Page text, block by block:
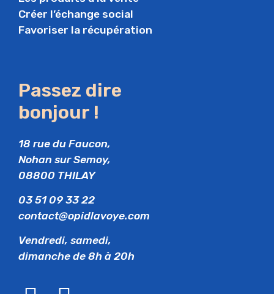
Créer l’échange social
Favoriser la récupération
Passez dire
bonjour !
18 rue du Faucon,
Nohan sur Semoy,
08800 THILAY
03 51 09 33 22
contact@opidlavoye.com
Vendredi, samedi,
dimanche de 8h à 20h